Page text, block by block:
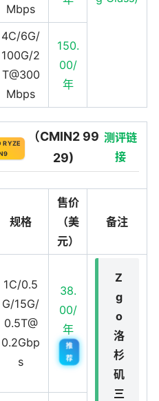
Mbps
4C/6G/
100G/2
T@300
Mbps
150.
00/
年
RYZE
（CMIN2 99
29)
测评链
接
规格
售价
（美
元）
备注
1C/0.5
G/15G/
0.5T@
0.2Gbp
s
38.
00/
年
推
荐
Z
g
o
洛
杉
矶
三